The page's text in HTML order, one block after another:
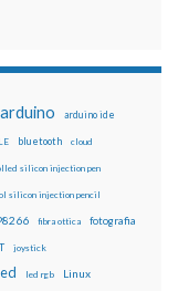
arduino arduino ide
bluetooth cloud
silicon injection pen
silicon injection pencil
fibra ottica fotografia
joystick
led led rgb Linux